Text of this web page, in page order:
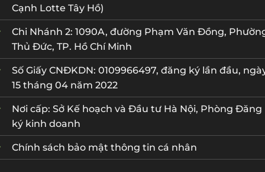
Cạnh Lotte Tây Hồ)
Chi Nhánh 2: 1090A, đường Phạm Văn Đồng,
Thủ Đức, TP. Hồ Chí Minh
Số Giấy CNĐKDN: 0109966497, đăng ký lần đầu,
15 tháng 04 năm 2022
Nơi cấp: Sở Kế hoạch và Đầu tư Hà Nội, Phòng Đăng
ký kinh doanh
Chính sách bảo mật thông tin cá nhân